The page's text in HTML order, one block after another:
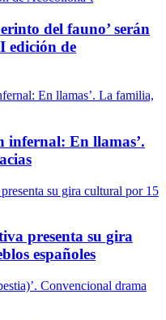
del fauno’ serán
edición de
infernal: En llamas’.
presenta su gira
españoles